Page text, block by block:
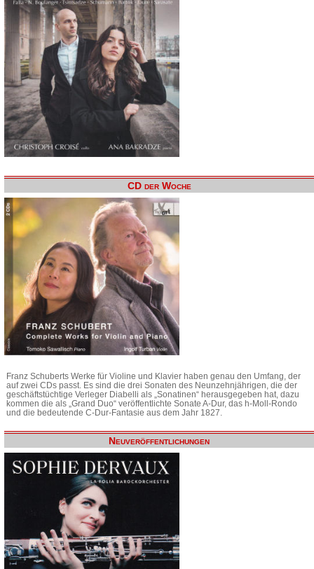
CD der Woche
Franz Schuberts Werke für Violine und Klavier haben genau den Umfang, der
auf zwei CDs passt. Es sind die drei Sonaten des Neunzehnjährigen, die der
geschäftstüchtige Verleger Diabelli als „Sonatinen“ herausgegeben hat, dazu
kommen die als „Grand Duo“ veröffentlichte Sonate A-Dur, das h-Moll-Rondo
und die bedeutende C-Dur-Fantasie aus dem Jahr 1827.
Neuveröffentlichungen